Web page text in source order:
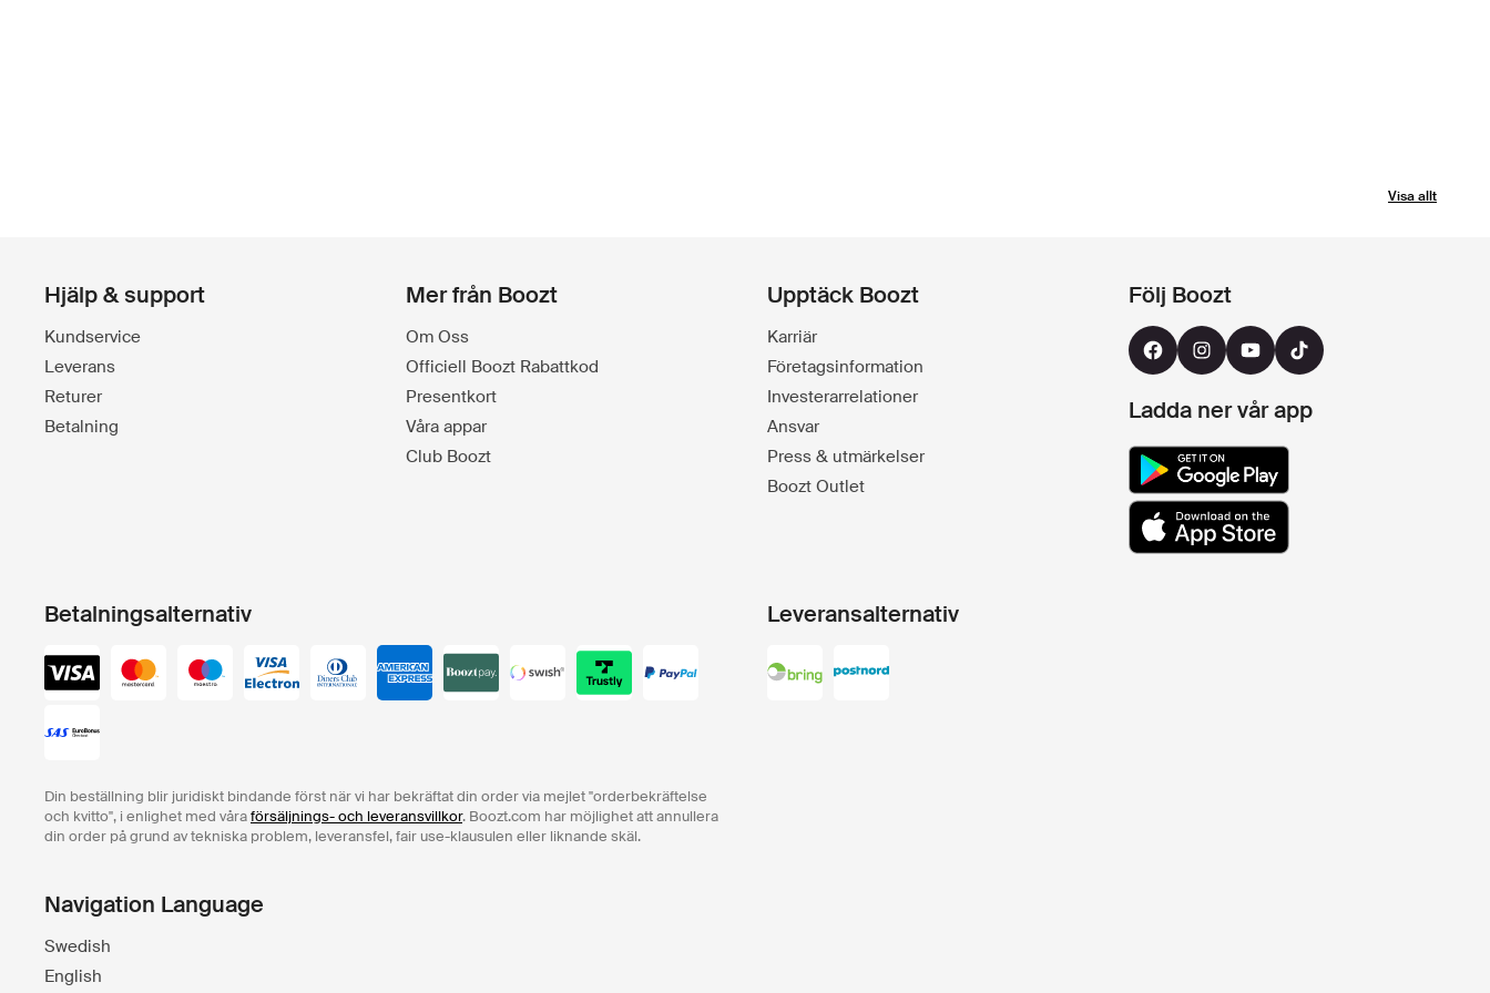
Visa allt
Hjälp & support
Kundservice
Leverans
Returer
Betalning
Mer från Boozt
Om Oss
Officiell Boozt Rabattkod
Presentkort
Våra appar
Club Boozt
Upptäck Boozt
Karriär
Företagsinformation
Investerarrelationer
Ansvar
Press & utmärkelser
Boozt Outlet
Följ Boozt
Ladda ner vår app
Betalningsalternativ
Din beställning blir juridiskt bindande först när vi har bekräftat din order via mejlet "orderbekräftelse
och kvitto", i enlighet med våraförsäljnings- och leveransvillkor. Boozt.com har möjlighet att annullera
din order på grund av tekniska problem, leveransfel, fair use-klausulen eller liknande skäl.
Leveransalternativ
Navigation Language
Swedish
English